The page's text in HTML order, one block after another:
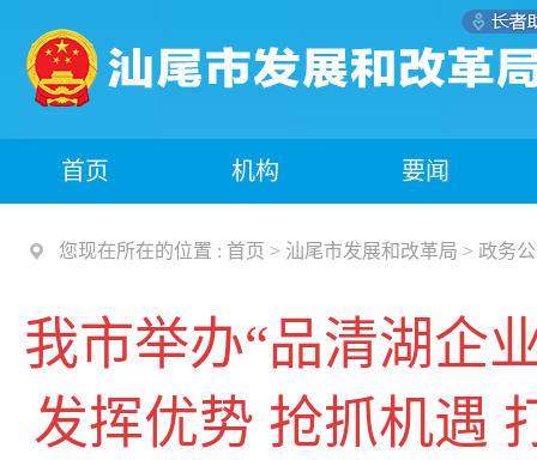
首页 机构 要闻
您现在所在的位置 : 首页 > 汕尾市发展和改革局 > 政务
我市举办“品清湖企
发挥优势 抢抓机遇